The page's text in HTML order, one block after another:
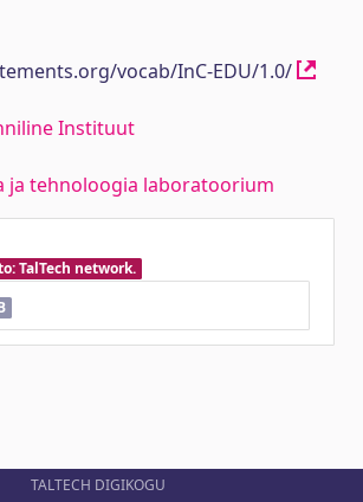
vocab/InC-EDU/1.0/
Instituut
ja tehnoloogia laboratoorium
TalTech network.
TALTECH DIGIKOGU